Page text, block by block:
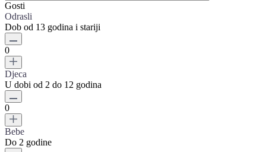
Gosti
Odrasli
Dob od 13 godina i stariji
0
Djeca
U dobi od 2 do 12 godina
0
Bebe
Do 2 godine